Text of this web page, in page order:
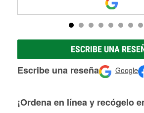
ESCRIBE UNA
Escribe una reseña Google
¡Ordena en línea y recógelo